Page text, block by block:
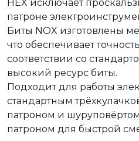
HEX исключает
патроне
Биты NOX изготовлены
что обеспечивает
соответствии со
высокий ресурс биты.
Подходит для работы
стандартным
патроном и
патроном для быстрой